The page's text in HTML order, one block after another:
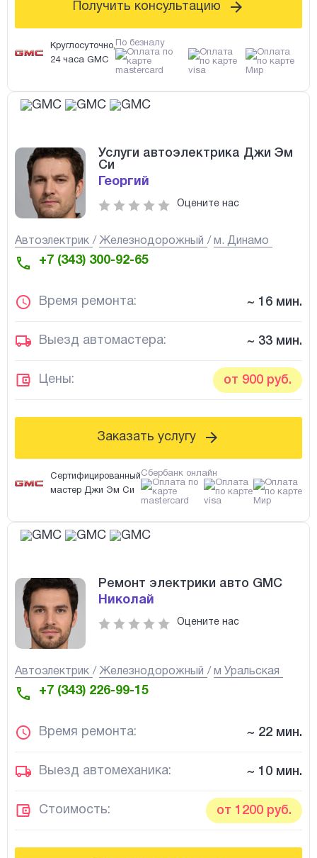
Получить консультацию
Круглосуточно,
24 часа GMC
По безналу
Услуги автоэлектрика Джи Эм
Си
Георгий
Оцените нас
Автоэлектрик Железнодорожный м. Динамо
+7 (343) 300-92-65
Время ремонта: ~ 16 мин.
Выезд автомастера: ~ 33 мин.
Цены: от 900 руб.
Заказать услугу
Сертифицированный
мастер Джи Эм Си
Сбербанк онлайн
Ремонт электрики авто GMC
Николай
Оцените нас
Автоэлектрик Железнодорожный м Уральская
+7 (343) 226-99-15
Время ремонта: ~ 22 мин.
Выезд автомеханика: ~ 10 мин.
Стоимость: от 1200 руб.